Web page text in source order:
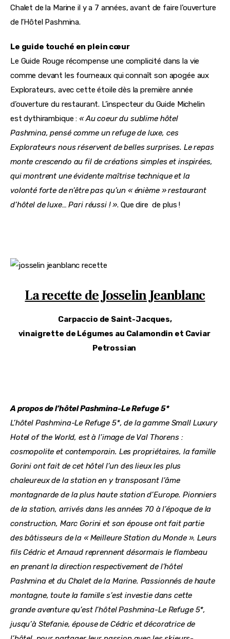
Chalet de la Marine il y a 7 années, avant de faire l’ouverture
de l’Hôtel Pashmina.
Le guide touché en plein cœur
Le Guide Rouge récompense une complicité dans la vie
comme devant les fourneaux qui connaît son apogée aux
Explorateurs, avec cette étoile dès la première année
d’ouverture du restaurant. L’inspecteur du Guide Michelin
est dythirambique : « Au coeur du sublime hôtel
Pashmina, pensé comme un refuge de luxe, ces
Explorateurs nous réservent de belles surprises. Le repas
monte crescendo au fil de créations simples et inspirées,
qui montrent une évidente maîtrise technique et la
volonté forte de n’être pas qu’un « énième » restaurant
d’hôtel de luxe… Pari réussi ! ». Que dire  de plus !
La recette de Josselin Jeanblanc
Carpaccio de Saint-Jacques,
vinaigrette de Légumes au Calamondin et Caviar
Petrossian
A propos de l’hôtel Pashmina-Le Refuge 5*
L’hôtel Pashmina-Le Refuge 5*, de la gamme Small Luxury
Hotel of the World, est à l’image de Val Thorens :
cosmopolite et contemporain. Les propriétaires, la famille
Gorini ont fait de cet hôtel l’un des lieux les plus
chaleureux de la station en y transposant l’âme
montagnarde de la plus haute station d’Europe. Pionniers
de la station, arrivés dans les années 70 à l’époque de la
construction, Marc Gorini et son épouse ont fait partie
des bâtisseurs de la « Meilleure Station du Monde ». Leurs
fils Cédric et Arnaud reprennent désormais le flambeau
en prenant la direction respectivement de l’hôtel
Pashmina et du Chalet de la Marine. Passionnés de haute
montagne, toute la famille s’est investie dans cette
grande aventure qu’est l’hôtel Pashmina-Le Refuge 5*,
jusqu’à Stefanie, épouse de Cédric et décoratrice de